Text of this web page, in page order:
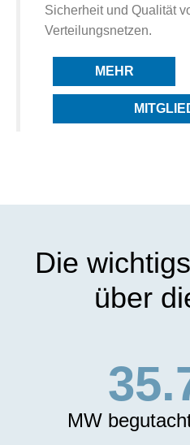
Sicherheit und Qualität
Verteilungsnetzen.
MEHR
Die
über
MW